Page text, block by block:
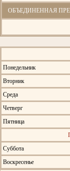
ОБЪЕДИНЕННАЯ
Понедельник
Вторник
Среда
Четверг
Пятница
Суббота
Воскресенье